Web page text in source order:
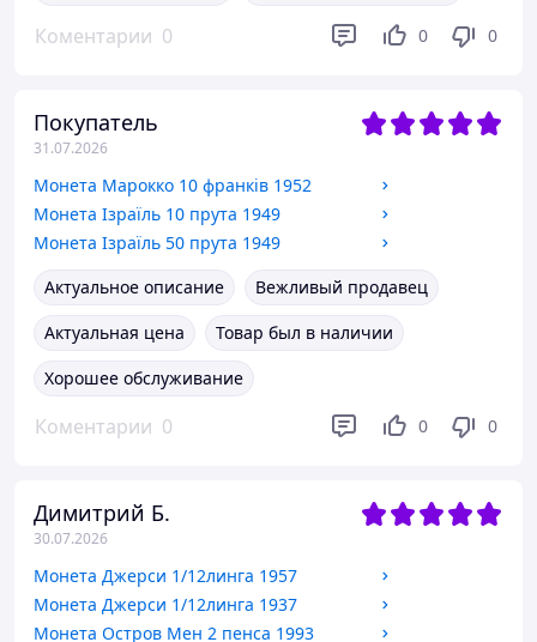
Коментарии 0 0 0
Покупатель
31.07.2026
Монета Марокко 10 франків 1952
Монета Ізраїль 10 прута 1949
Монета Ізраїль 50 прута 1949
Актуальное описание
Вежливый продавец
Актуальная цена
Товар был в наличии
Хорошее обслуживание
Коментарии 0 0 0
Димитрий Б.
30.07.2026
Монета Джерси 1/12линга 1957
Монета Джерси 1/12линга 1937
Монета Остров Мен 2 пенса 1993